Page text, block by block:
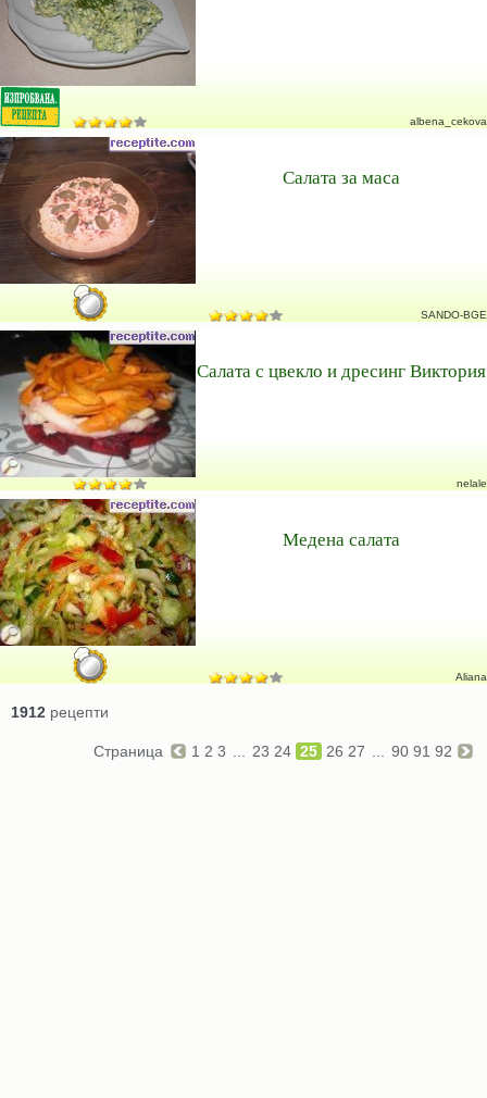
albena_cekova
Салата за маса
SANDO-BGE
Салата с цвекло и дресинг Виктория
nelale
Медена салата
Aliana
1912 рецепти
Страница 1 2 3 23 24 25 26 27 90 91 92